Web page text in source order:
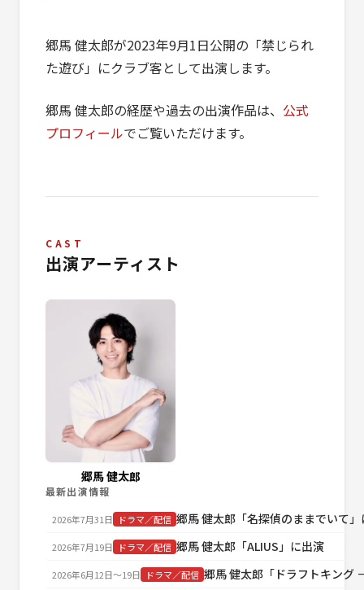
郷馬 健太郎が2023年9月1日公開の「禁じられ
た遊び」にクラブ客として出演します。
郷馬 健太郎の経歴や過去の出演作品は、 公式
プロフィールでご覧いただけます。
CAST
出演アーティスト
郷馬 健太郎
最新出演情報
2026年7月31日 ドラマ／配信 郷馬 健太郎「名探偵のままでいて
2026年7月19日 ドラマ／配信 郷馬 健太郎「ALIUS」に出演
2026年6月12日〜19日 ドラマ／配信 郷馬 健太郎「ドラフトキング